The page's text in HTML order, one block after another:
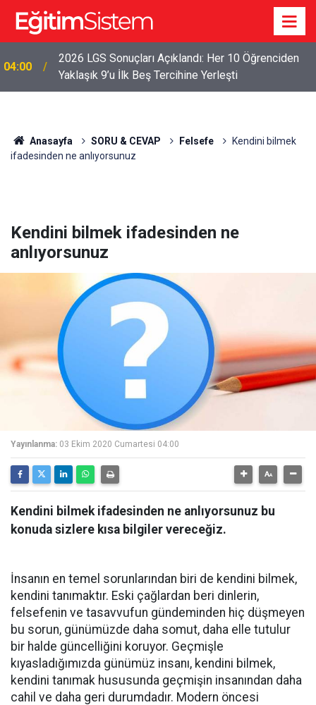
04:00
2026 LGS Sonuçları Açıklandı: Her 10 Öğrenciden
Yaklaşık 9’u İlk Beş Tercihine Yerleşti
Anasayfa SORU & CEVAP Felsefe
Kendini bilmek
ifadesinden ne anlıyorsunuz
Kendini bilmek ifadesinden ne
anlıyorsunuz
Yayınlanma: 03 Ekim 2020 Cumartesi 04:00
Kendini bilmek ifadesinden ne anlıyorsunuz bu
konuda sizlere kısa bilgiler vereceğiz.
İnsanın en temel sorunlarından biri de kendini bilmek,
kendini tanımaktır. Eski çağlardan beri dinlerin,
felsefenin ve tasavvufun gündeminden hiç düşmeyen
bu sorun, günümüzde daha somut, daha elle tutulur
bir halde güncelliğini koruyor. Geçmişle
kıyasladığımızda günümüz insanı, kendini bilmek,
kendini tanımak hususunda geçmişin insanından daha
cahil ve daha geri durumdadır. Modern öncesi